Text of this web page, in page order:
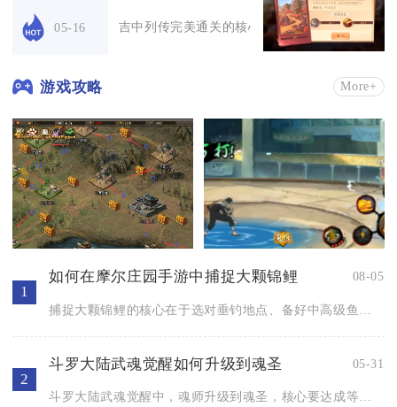
05-16 吉中列传完美通关的核心在于阵容适配、奇遇全
游戏攻略 More+
1
如何在摩尔庄园手游中捕捉大颗锦鲤 08-05
2
斗罗大陆武魂觉醒如何升级到魂圣 05-31
斗罗大陆武魂觉醒中，魂师升级到魂圣，核心要达成等级突破、星级...